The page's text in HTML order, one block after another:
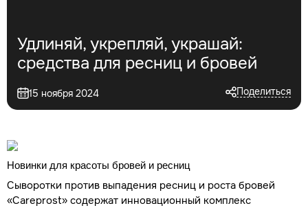
Удлиняй, укрепляй, украшай:
средства для ресниц и бровей
15 ноября 2024 Поделиться
Новинки для красоты бровей и ресниц
Сыворотки против выпадения ресниц и роста бровей
«Careprost» содержат инновационный комплекс